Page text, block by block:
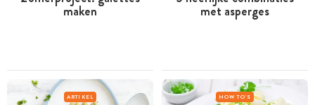
maken met asperges
ARTIKEL HOW TO'S